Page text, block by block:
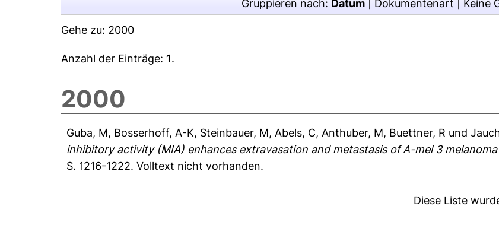
Gruppieren nach: Datum Dokumentenart Keine
Gehe zu: 2000
Anzahl der Einträge:1.
2000
Guba, M, Bosserhoff, A-K, Steinbauer, M, Abels, C, Anthuber, M, Buettner, R und
inhibitory activity (MIA) enhances extravasation and metastasis of A-mel 3
S. 1216-1222.Volltext nicht vorhanden.
Diese Liste